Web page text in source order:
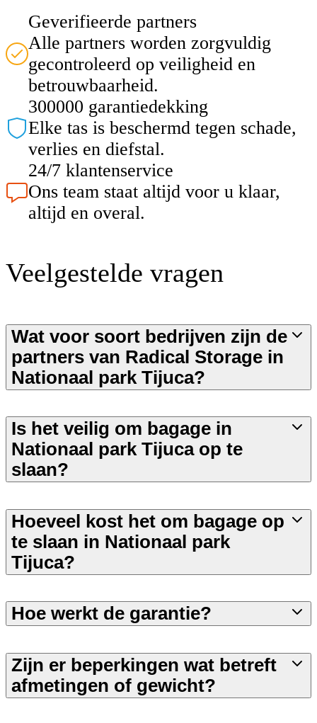
Geverifieerde partners
Alle partners worden zorgvuldig
gecontroleerd op veiligheid en
betrouwbaarheid.
300000 garantiedekking
Elke tas is beschermd tegen schade,
verlies en diefstal.
24/7 klantenservice
Ons team staat altijd voor u klaar,
altijd en overal.
Veelgestelde vragen
Wat voor soort bedrijven zijn de
partners van Radical Storage in
Nationaal park Tijuca?
Is het veilig om bagage in
Nationaal park Tijuca op te
slaan?
Hoeveel kost het om bagage op
te slaan in Nationaal park
Tijuca?
Hoe werkt de garantie?
Zijn er beperkingen wat betreft
afmetingen of gewicht?